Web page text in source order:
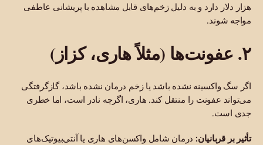
هزار دلار دارد و به دلیل زخم‌های قابل مشاهده با پریشانی عاطفی
مواجه شوند.
۲. عفونت‌ها (مثلاً هاری، کزاز)
اگر سگ واکسینه نشده باشد یا زخم درمان نشده باشد، گازگرفتگی
می‌تواند عفونت را منتقل کند. هاری، اگرچه نادر است، اما خطری
جدی است.
تأثیر بر قربانیان:درمان شامل واکسن‌های هاری یا آنتی‌بیوتیک‌های